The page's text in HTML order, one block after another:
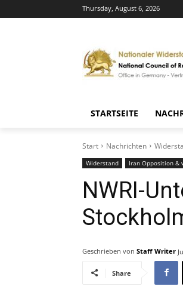
Thursday, August 6, 2026
STARTSEITE
Start Nachrichten
Widerstand Iran Opposition &
NWRI-
Geschrieben von Staff Writer
Share